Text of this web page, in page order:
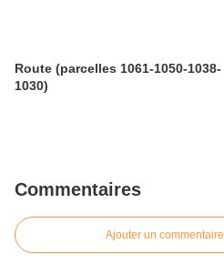
Route (parcelles 1061-1050-1038-
1030)
Commentaires
Ajouter un commentaire